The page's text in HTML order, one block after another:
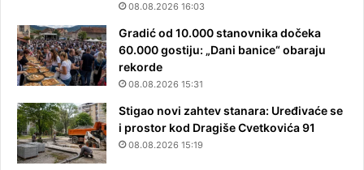
08.08.2026 16:03
Gradić od 10.000 stanovnika dočeka
60.000 gostiju: „Dani banice“ obaraju
rekorde
08.08.2026 15:31
Stigao novi zahtev stanara: Uređivaće se
i prostor kod Dragiše Cvetkovića 91
08.08.2026 15:19